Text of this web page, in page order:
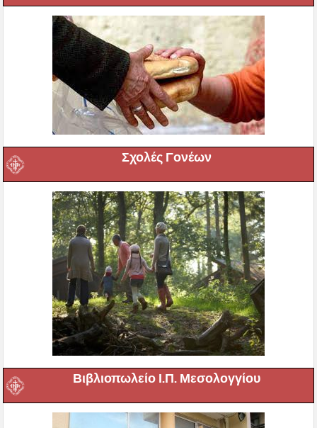
Σχολές Γονέων
Βιβλιοπωλείο Ι.Π. Μεσολογγίου